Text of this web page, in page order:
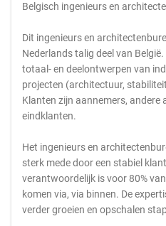
Belgisch ingenieurs en
Dit ingenieurs en
Nederlands talig deel van
totaal- en deelontwerpen van
projecten (architectuur,
Klanten zijn aannemers, andere
eindklanten.
Het ingenieurs en
sterk mede door een stabiel
verantwoordelijk is voor 80%
komen via, via binnen. De
verder groeien en opschalen